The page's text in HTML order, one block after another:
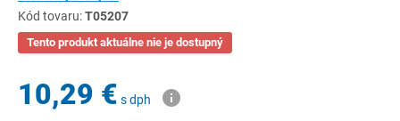
Kód tovaru:T05207
Tento produkt aktuálne nie je dostupný
10,29 € s dph